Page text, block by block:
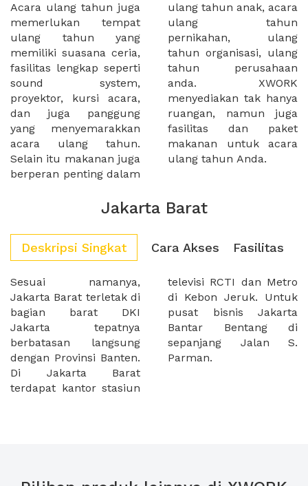
Acara ulang tahun juga
memerlukan tempat
ulang tahun yang
memiliki suasana ceria,
fasilitas lengkap seperti
sound system,
proyektor, kursi acara,
dan juga panggung
yang menyemarakkan
acara ulang tahun.
Selain itu makanan juga
berperan penting dalam
ulang tahun anak, acara
ulang tahun
pernikahan, ulang
tahun organisasi, ulang
tahun perusahaan
anda. XWORK
menyediakan tak hanya
ruangan, namun juga
fasilitas dan paket
makanan untuk acara
ulang tahun Anda.
Jakarta Barat
Deskripsi Singkat Cara Akses Fasilitas
Sesuai namanya,
Jakarta Barat terletak di
bagian barat DKI
Jakarta tepatnya
berbatasan langsung
dengan Provinsi Banten.
Di Jakarta Barat
terdapat kantor stasiun
televisi RCTI dan Metro
di Kebon Jeruk. Untuk
pusat bisnis Jakarta
Bantar Bentang di
sepanjang Jalan S.
Parman.